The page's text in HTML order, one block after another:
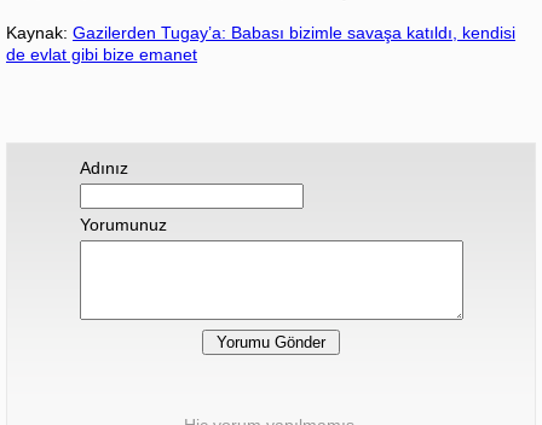
Kaynak: Gazilerden Tugay’a: Babası bizimle savaşa katıldı, kendisi
de evlat gibi bize emanet
Adınız
Yorumunuz